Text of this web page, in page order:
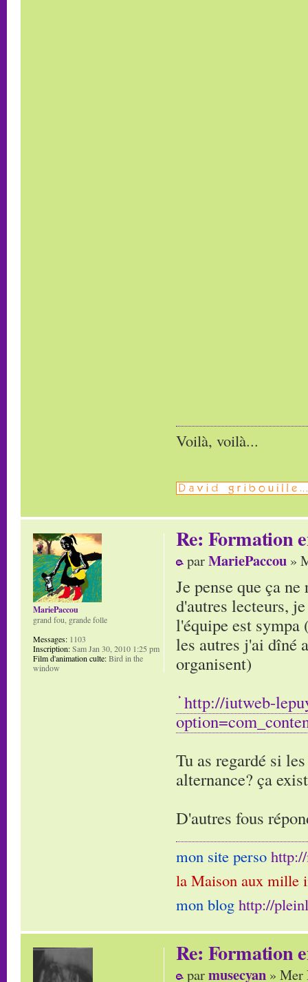
Voilà, voilà...
Re: Formation
parMariePaccou »
Je pense que ça
d'autres lecteurs,
l'équipe est
les autres j'ai dîné
organisent)
http://iutweb-
Tu as regardé si
alternance? ça
D'autres fous
mon site perso
la Maison aux mille
mon blog http://
MariePaccou
grand fou, grande folle
Messages: 1103
Inscription:Sam Jan 30, 2010 1:25 pm
Film d'animation culte:Bird in the
window
Re: Formation
parmusecyan » Mer